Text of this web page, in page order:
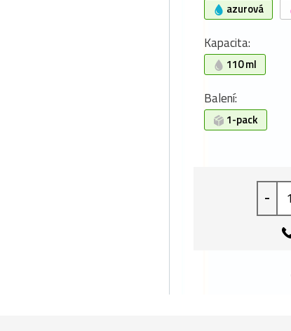
azurová
Kapacita:
110 ml
Balení:
1-pack
-